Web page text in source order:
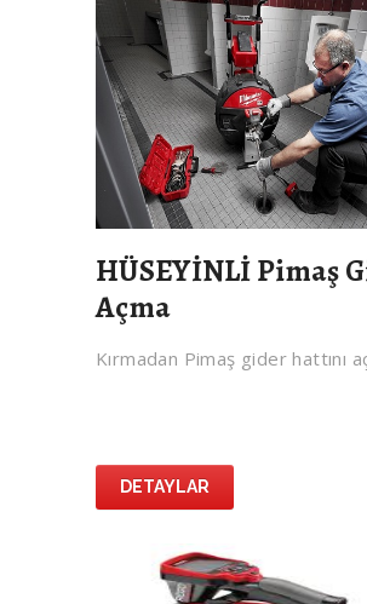
HÜSEYİNLİ Pimaş
Açma
Kırmadan Pimaş gider hattını
DETAYLAR